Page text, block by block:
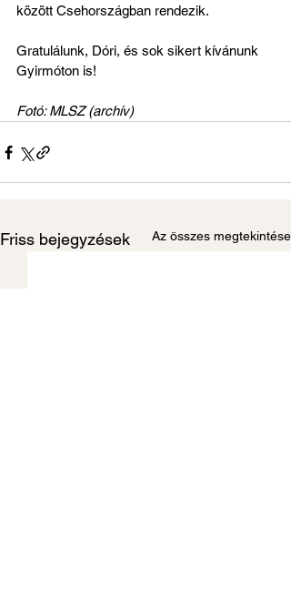
között Csehországban rendezik.
Gratulálunk, Dóri, és sok sikert kívánunk
Gyirmóton is!
Fotó: MLSZ (archív)
Friss bejegyzések Az összes megtekintése